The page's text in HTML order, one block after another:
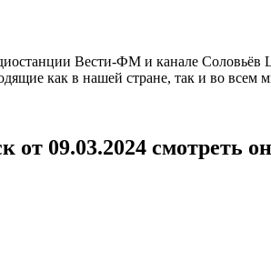
Вести-ФМ и канале Соловьёв
как в нашей стране, так и во всем
09.03.2024 смотреть